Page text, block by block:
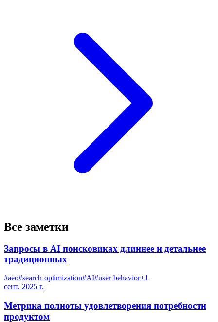
Все заметки
Запросы в AI поисковиках длиннее и детальнее
традиционных
#aeo#search-optimization#AI#user-behavior+1
сент. 2025 г.
Метрика полноты удовлетворения потребности
продуктом